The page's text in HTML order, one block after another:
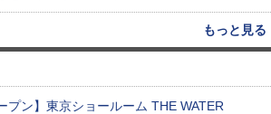
もっと見る
プン】東京ショールーム THE WATER